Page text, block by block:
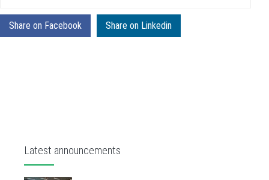
Share on Facebook Share on Linkedin
Latest announcements